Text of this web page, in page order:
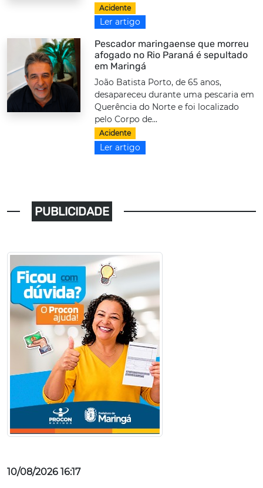
Acidente
Ler artigo
Pescador maringaense que morreu
afogado no Rio Paraná é sepultado
em Maringá
João Batista Porto, de 65 anos,
desapareceu durante uma pescaria em
Querência do Norte e foi localizado
pelo Corpo de...
Acidente
Ler artigo
PUBLICIDADE
10/08/2026 16:17